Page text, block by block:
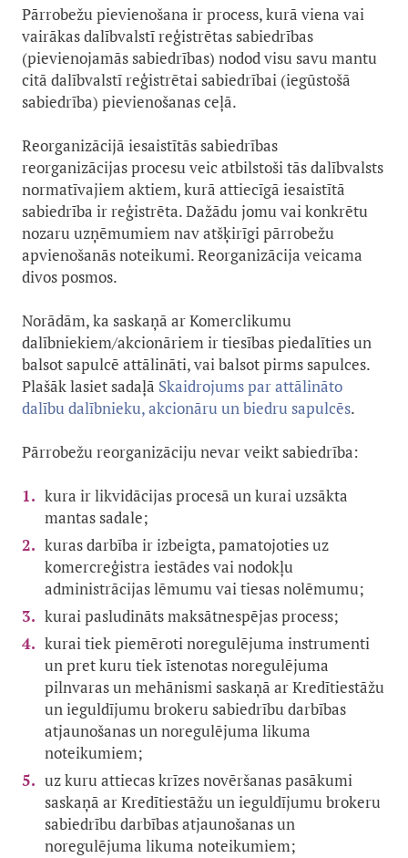
Pārrobežu pievienošana ir process, kurā viena vai
vairākas dalībvalstī reģistrētas sabiedrības
(pievienojamās sabiedrības) nodod visu savu mantu
citā dalībvalstī reģistrētai sabiedrībai (iegūstošā
sabiedrība) pievienošanas ceļā.
Reorganizācijā iesaistītās sabiedrības
reorganizācijas procesu veic atbilstoši tās dalībvalsts
normatīvajiem aktiem, kurā attiecīgā iesaistītā
sabiedrība ir reģistrēta. Dažādu jomu vai konkrētu
nozaru uzņēmumiem nav atšķirīgi pārrobežu
apvienošanās noteikumi. Reorganizācija veicama
divos posmos.
Norādām, ka saskaņā ar Komerclikumu
dalībniekiem/akcionāriem ir tiesības piedalīties un
balsot sapulcē attālināti, vai balsot pirms sapulces.
Plašāk lasiet sadaļā Skaidrojums par attālināto
dalību dalībnieku, akcionāru un biedru sapulcēs.
Pārrobežu reorganizāciju nevar veikt sabiedrība:
kura ir likvidācijas procesā un kurai uzsākta
mantas sadale;
kuras darbība ir izbeigta, pamatojoties uz
komercreģistra iestādes vai nodokļu
administrācijas lēmumu vai tiesas nolēmumu;
kurai pasludināts maksātnespējas process;
kurai tiek piemēroti noregulējuma instrumenti
un pret kuru tiek īstenotas noregulējuma
pilnvaras un mehānismi saskaņā ar Kredītiestāžu
un ieguldījumu brokeru sabiedrību darbības
atjaunošanas un noregulējuma likuma
noteikumiem;
uz kuru attiecas krīzes novēršanas pasākumi
saskaņā ar Kredītiestāžu un ieguldījumu brokeru
sabiedrību darbības atjaunošanas un
noregulējuma likuma noteikumiem;